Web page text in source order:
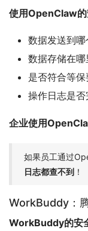
使用OpenClaw
数据发送到
数据存储在
是否符合等
操作日志是
企业使用
如果员工通过
日志都查不到 ！
WorkBuddy：
WorkBuddy的安